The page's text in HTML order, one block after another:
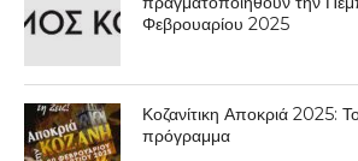
Φεβρουαρίου 2025
Κοζανίτικη Αποκριά 2025:
πρόγραμμα